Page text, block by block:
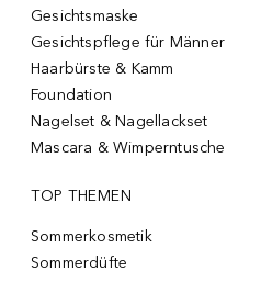
Gesichtsmaske
Gesichtspflege für Männer
Haarbürste & Kamm
Foundation
Nagelset & Nagellackset
Mascara & Wimperntusche
TOP THEMEN
Sommerkosmetik
Sommerdüfte